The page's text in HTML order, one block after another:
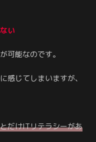
い
可能なのです。
感じてしまいますが、
だけITリテラシーがあ